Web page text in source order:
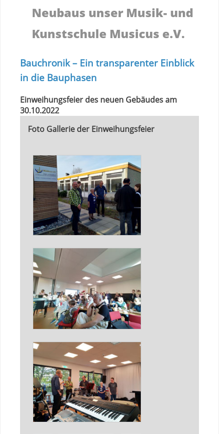
Neubaus unser Musik- und
Kunstschule Musicus e.V.
Bauchronik – Ein transparenter Einblick
in die Bauphasen
Einweihungsfeier des neuen Gebäudes am
30.10.2022
Foto Gallerie der Einweihungsfeier